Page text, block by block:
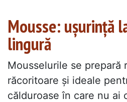
Mousse: ușurință
lingură
Mousselurile se prepară
răcoritoare și ideale
călduroase în care nu ai